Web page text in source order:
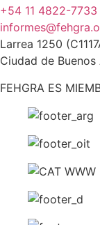
+54 11 4822-7733
Larrea 1250
Ciudad de
FEHGRA ES